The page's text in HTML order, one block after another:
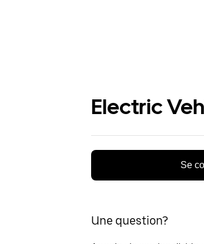
Electric
Se
Une question?